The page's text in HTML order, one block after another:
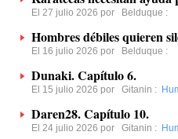
El 27 julio 2026 por Belduque :
Hombres débiles quieren
El 16 julio 2026 por Belduque :
Dunaki. Capítulo 6.
El 15 julio 2026 por Gitanin :
Daren28. Capítulo 10.
El 24 julio 2026 por Gitanin :